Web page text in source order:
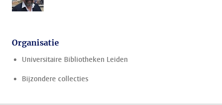
Organisatie
Universitaire Bibliotheken Leiden
Bijzondere collecties